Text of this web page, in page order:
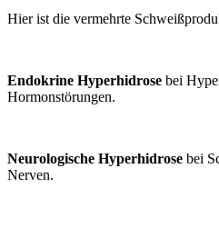
Hier ist die vermehrte
Endokrine Hyperhidrose bei
Hormonstörungen.
Neurologische Hyperhidrose bei
Nerven.